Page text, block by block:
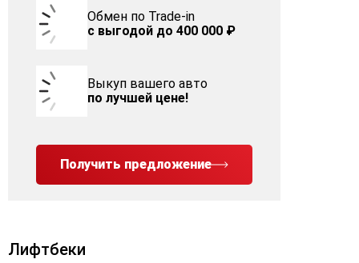
Обмен по Trade-in
с выгодой до 400 000 ₽
Выкуп вашего авто
по лучшей цене!
Получить предложение
Лифтбеки